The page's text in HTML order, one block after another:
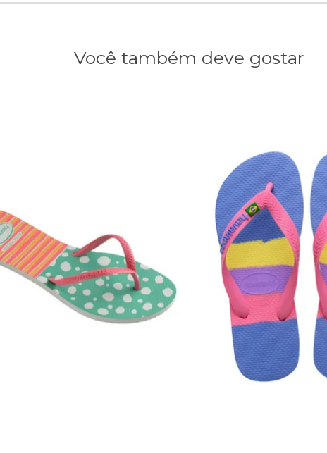
Você também deve gostar